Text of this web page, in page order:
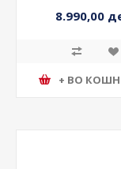
8.990,00